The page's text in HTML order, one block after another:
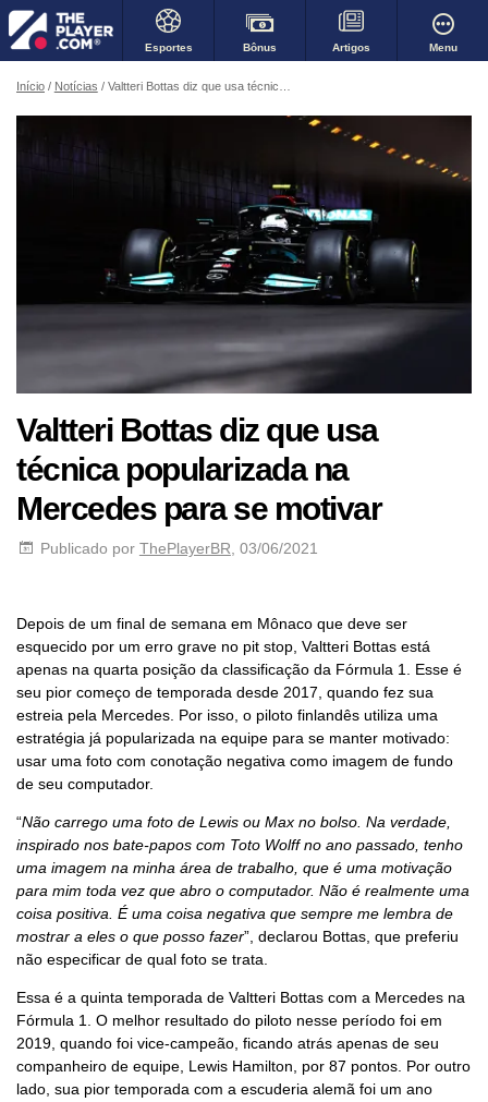
Esportes Bônus Artigos Menu
Início Notícias Valtteri Bottas diz que usa técnica popularizada na Mercedes para se motivar
Valtteri Bottas diz que usa
técnica popularizada na
Mercedes para se motivar
Publicado por ThePlayerBR , 03/06/2021
Depois de um final de semana em Mônaco que deve ser
esquecido por um erro grave no pit stop, Valtteri Bottas está
apenas na quarta posição da classificação da Fórmula 1. Esse é
seu pior começo de temporada desde 2017, quando fez sua
estreia pela Mercedes. Por isso, o piloto finlandês utiliza uma
estratégia já popularizada na equipe para se manter motivado:
usar uma foto com conotação negativa como imagem de fundo
de seu computador.
“Não carrego uma foto de Lewis ou Max no bolso. Na verdade,
inspirado nos bate-papos com Toto Wolff no ano passado, tenho
uma imagem na minha área de trabalho, que é uma motivação
para mim toda vez que abro o computador. Não é realmente uma
coisa positiva. É uma coisa negativa que sempre me lembra de
mostrar a eles o que posso fazer”, declarou Bottas, que preferiu
não especificar de qual foto se trata.
Essa é a quinta temporada de Valtteri Bottas com a Mercedes na
Fórmula 1. O melhor resultado do piloto nesse período foi em
2019, quando foi vice-campeão, ficando atrás apenas de seu
companheiro de equipe, Lewis Hamilton, por 87 pontos. Por outro
lado, sua pior temporada com a escuderia alemã foi um ano